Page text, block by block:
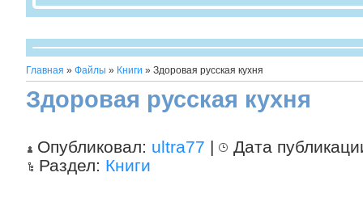
Главная » Файлы » Книги » Здоровая русская кухня
Здоровая русская кухня
Опубликовал: ultra77 |
Дата
Раздел: Книги